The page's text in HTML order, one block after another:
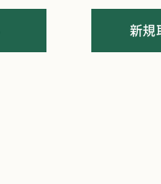
新規